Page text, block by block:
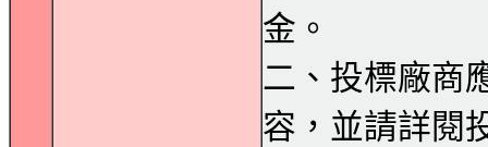
金。
二、投標廠商
容，並請詳閱